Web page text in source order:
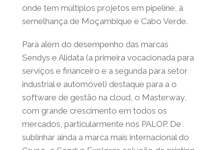
onde tem múltiplos projetos em pipeline, à
semelhança de Moçambique e Cabo Verde.
Para além do desempenho das marcas
Sendys e Alidata (a primeira vocacionada para
serviços e financeiro e a segunda para setor
industrial e automóvel) destaque para a o
software de gestão na cloud, o Masterway,
com grande crescimento em todos os
mercados, particularmente nos PALOP. De
sublinhar ainda a marca mais internacional do